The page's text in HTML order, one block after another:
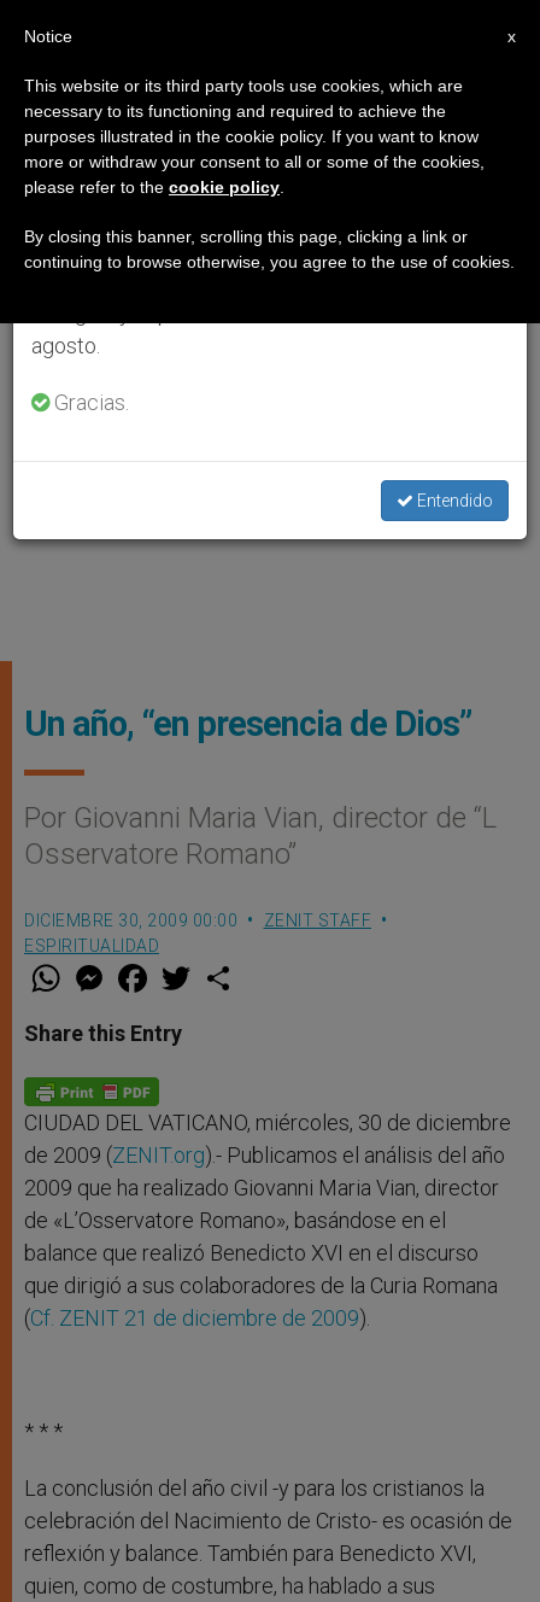
Un año, “en presencia de Dios”
Por Giovanni Maria Vian, director de “L
Osservatore Romano”
DICIEMBRE 30, 2009 00:00
ZENIT STAFF
ESPIRITUALIDAD
W
t
s
p
p
M
e
s
e
g
e
r
F
a
e
b
o
k
w
Share this Entry
CIUDAD DEL VATICANO, miércoles, 30 de diciembre
de 2009 (ZENIT.org).- Publicamos el análisis del año
2009 que ha realizado Giovanni Maria Vian, director
de «L’Osservatore Romano», basándose en el
balance que realizó Benedicto XVI en el discurso
que dirigió a sus colaboradores de la Curia Romana
(Cf. ZENIT 21 de diciembre de 2009).
* * *
La conclusión del año civil -y para los cristianos la
celebración del Nacimiento de Cristo- es ocasión de
reflexión y balance. También para Benedicto XVI,
quien, como de costumbre, ha hablado a sus
×
Aviso importante
Del 27 de julio al 7 de agosto haremos la pausa
anual, aprovechando que en el periodo de verano
se generan menos informaciones y también el
agosto.
Gracias.
Entendido
x
Notice
This website or its third party tools use cookies, which are
necessary to its functioning and required to achieve the
purposes illustrated in the cookie policy. If you want to know
more or withdraw your consent to all or some of the cookies,
please refer to the cookie policy
By closing this banner, scrolling this page, clicking a link or
continuing to browse otherwise, you agree to the use of cookies.